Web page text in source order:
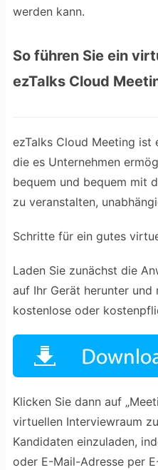
werden kann.
So führen Sie ein
ezTalks Cloud
ezTalks Cloud Meeting ist
die es Unternehmen
bequem und bequem mit
zu veranstalten,
Schritte für ein gutes
Laden Sie zunächst die
auf Ihr Gerät herunter
kostenlose oder
Klicken Sie dann auf
virtuellen Interviewraum
Kandidaten einzuladen,
oder E-Mail-Adresse per